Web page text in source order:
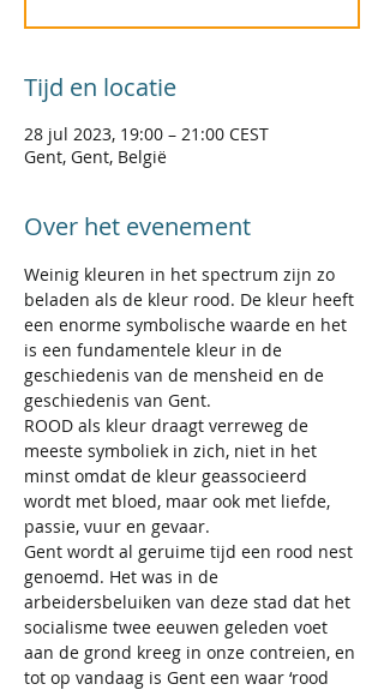
Tijd en locatie
28 jul 2023, 19:00 – 21:00 CEST
Gent, Gent, België
Over het evenement
Weinig kleuren in het spectrum zijn zo
beladen als de kleur rood. De kleur heeft
een enorme symbolische waarde en het
is een fundamentele kleur in de
geschiedenis van de mensheid en de
geschiedenis van Gent.
ROOD als kleur draagt verreweg de
meeste symboliek in zich, niet in het
minst omdat de kleur geassocieerd
wordt met bloed, maar ook met liefde,
passie, vuur en gevaar.
Gent wordt al geruime tijd een rood nest
genoemd. Het was in de
arbeidersbeluiken van deze stad dat het
socialisme twee eeuwen geleden voet
aan de grond kreeg in onze contreien, en
tot op vandaag is Gent een waar ‘rood